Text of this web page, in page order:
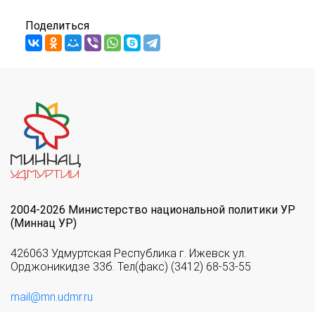
Поделиться
2004-2026 Министерство национальной политики УР
(Миннац УР)
426063 Удмуртская Республика г. Ижевск ул.
Орджоникидзе 33б. Тел(факс) (3412) 68-53-55
mail@mn.udmr.ru